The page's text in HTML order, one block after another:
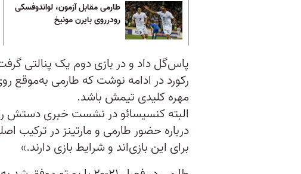
طارمی مقابل آزمون، لواندوفسکی
رودرروی بایرن مونیخ
پاس‌گل داد و در بازی دوم یک پنالتی
رکورد در ادامه نوشت که طارمی به‌موقع
مهره کلیدی تیمش باشد.
البته کنسیسائو در نشست خبری دستش
درباره حضور طارمی و مارتینز در
برای این بازی‌اند و شرایط بازی دارند.»